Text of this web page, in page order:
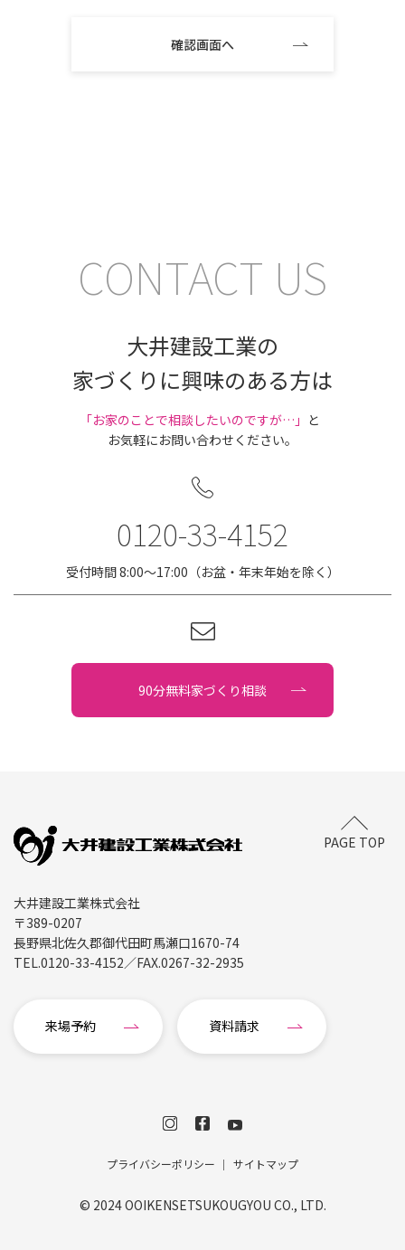
CONTACT US
大井建設工業の
家づくりに興味のある方は
｢お家のことで相談したいのですが…」 と
お気軽にお問い合わせください。
0120-33-4152
受付時間 8:00〜17:00（お盆・年末年始を除く）
90分無料家づくり相談
PAGE TOP
大井建設工業株式会社
〒389-0207
長野県北佐久郡御代田町馬瀬口1670-74
TEL.0120-33-4152／FAX.0267-32-2935
来場予約 資料請求
プライバシーポリシー サイトマップ
© 2024 OOIKENSETSUKOUGYOU CO., LTD.